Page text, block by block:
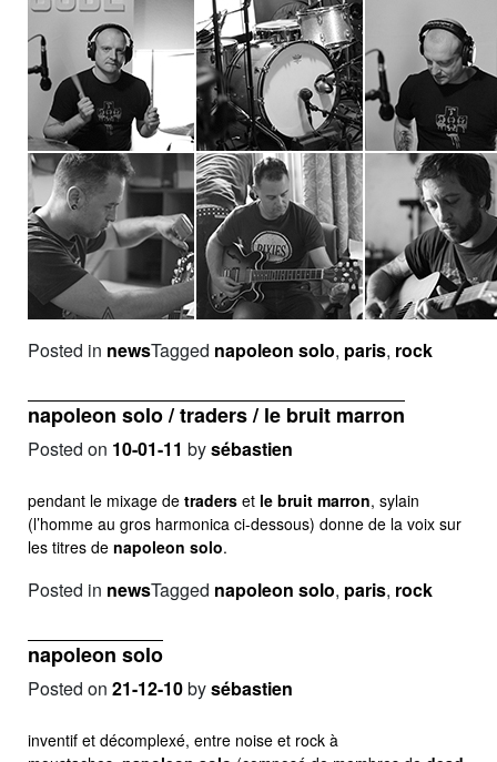
Posted in newsTagged napoleon solo, paris, rock
napoleon solo / traders / le bruit marron
Posted on 10-01-11 bysébastien
pendant le mixage de traders et le bruit marron, sylain
(l’homme au gros harmonica ci-dessous) donne de la voix sur
les titres de napoleon solo.
Posted in newsTagged napoleon solo, paris, rock
napoleon solo
Posted on 21-12-10bysébastien
inventif et décomplexé, entre noise et rock à